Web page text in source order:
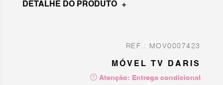
DETALHE DO PRODUTO
REF.: MOV0007423
MÓVEL TV DARIS
Atenção: Entrega condicional